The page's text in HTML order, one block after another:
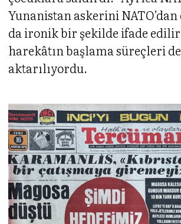
Yunanistan askerini
da ironik bir şekilde ifade
harekâtın başlama süreçleri
aktarılıyordu.